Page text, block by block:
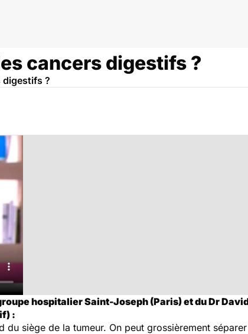
cancers digestifs ?
digestifs ?
hospitalier Saint-Joseph (Paris) et du Dr
:
siège de la tumeur. On peut grossièrement